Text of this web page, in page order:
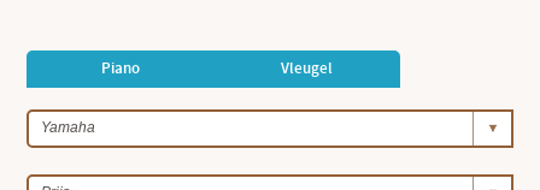
Piano Vleugel